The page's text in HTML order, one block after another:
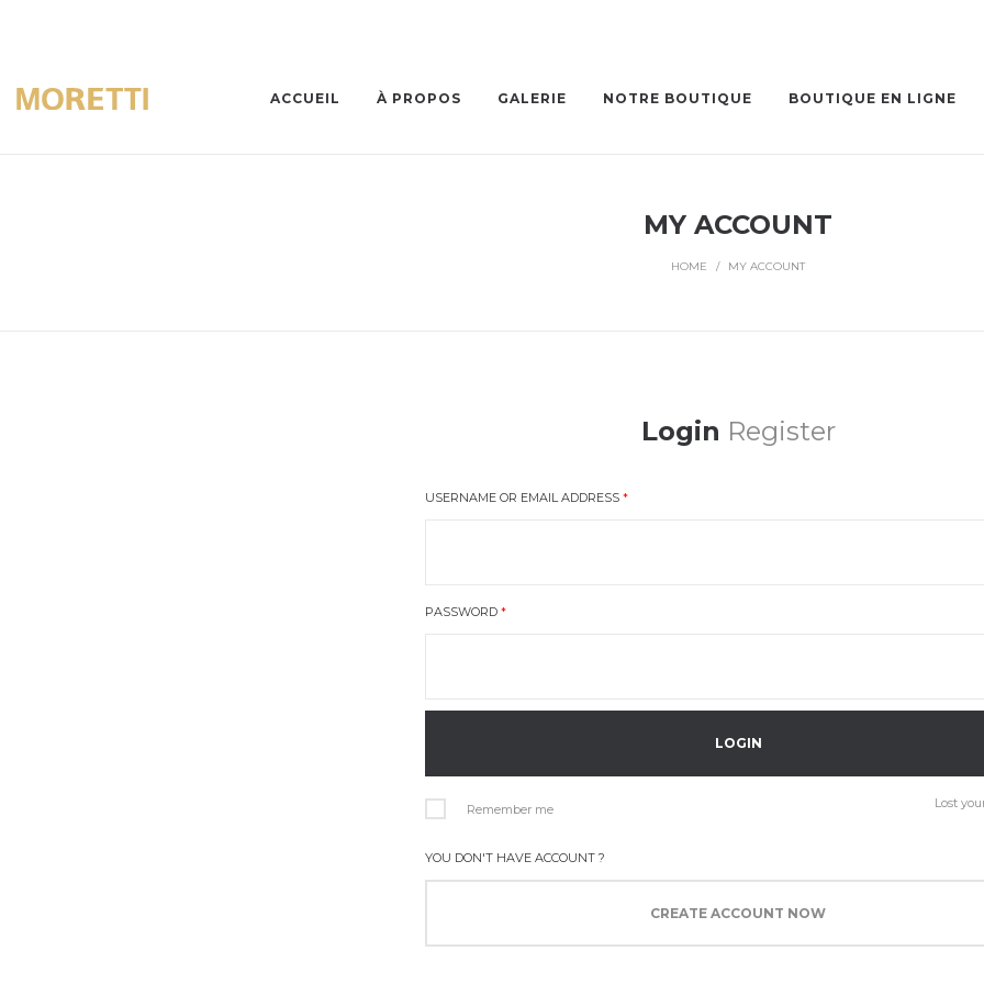
ACCUEIL À PROPOS GALERIE NOTRE BOUTIQUE BOUTIQUE EN LIGNE
MY ACCOUNT
HOME / MY ACCOUNT
Login Register
USERNAME OR EMAIL ADDRESS *
PASSWORD *
Remember me Lost
YOU DON'T HAVE ACCOUNT ?
CREATE ACCOUNT NOW